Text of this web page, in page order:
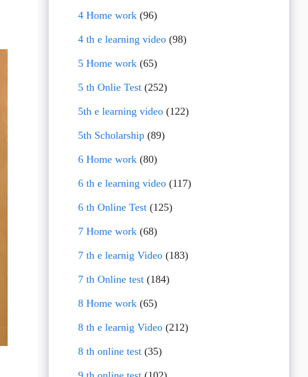
4 Home work(96)
4 th e learning video(98)
5 Home work(65)
5 th Onlie Test(252)
5th e learning video(122)
5th Scholarship(89)
6 Home work(80)
6 th e learning video(117)
6 th Online Test(125)
7 Home work(68)
7 th e learnig Video(183)
7 th Online test(184)
8 Home work(65)
8 th e learnig Video(212)
8 th online test(35)